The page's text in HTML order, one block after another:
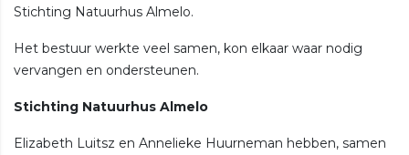
Stichting Natuurhus Almelo.
Het bestuur werkte veel samen, kon elkaar waar nodig
vervangen en ondersteunen.
Stichting Natuurhus Almelo
Elizabeth Luitsz en Annelieke Huurneman hebben, samen